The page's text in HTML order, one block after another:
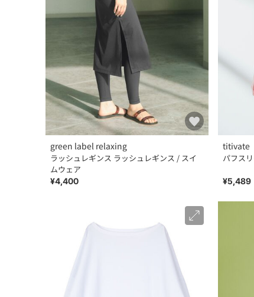
green label relaxing
ラッシュレギンス ラッシュレギンス / スイ
ムウェア
¥4,400
titivate
パフス
¥5,489